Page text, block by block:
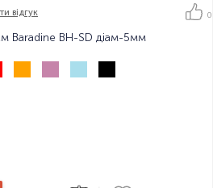
вiдгук 0
Baradine BH-SD діам-5мм